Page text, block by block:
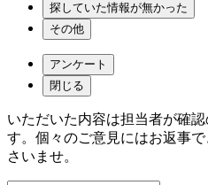
探していた情報が無かった
その他
アンケート
閉じる
いただいた内容は担当者が確
す。個々のご意見にはお返事
さいませ。